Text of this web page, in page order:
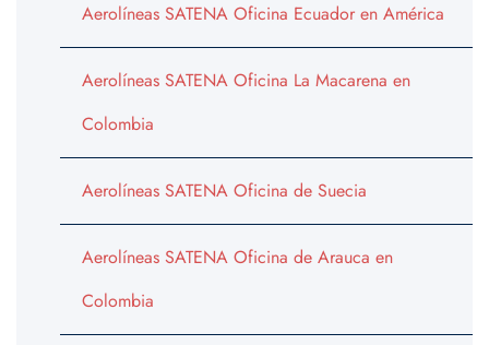
Aerolíneas SATENA Oficina Ecuador en América
Aerolíneas SATENA Oficina La Macarena en
Colombia
Aerolíneas SATENA Oficina de Suecia
Aerolíneas SATENA Oficina de Arauca en
Colombia